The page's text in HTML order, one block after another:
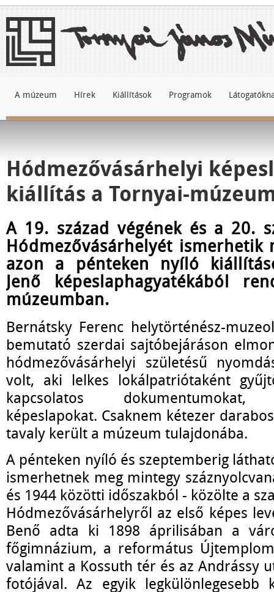
A múzeum Hírek Kiállítások Programok
Hódmezővásárhelyi
kiállítás a Tornyai-
A 19. század végének és a 20.
Hódmezővásárhelyét ismerhetik
azon a pénteken nyíló
Jenő képeslaphagyatékából
múzeumban.
Bernátsky Ferenc helytörténész-
bemutató szerdai sajtóbejáráson
hódmezővásárhelyi születésű
volt, aki lelkes lokálpatriótaként
kapcsolatos dokumentumokat,
képeslapokat. Csaknem kétezer
tavaly került a múzeum tulajdonába.
A pénteken nyíló és szeptemberig
ismerhetnek meg mintegy
és 1944 közötti időszakból - közölte a
Hódmezővásárhelyről az első képes
Benő adta ki 1898 áprilisában a
főgimnázium, a református
valamint a Kossuth tér és az Andrássy
fotójával. Az egyik legkülönlegesebb